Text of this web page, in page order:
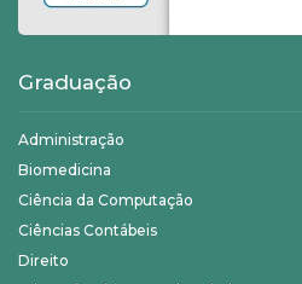
Graduação
Administração
Biomedicina
Ciência da Computação
Ciências Contábeis
Direito